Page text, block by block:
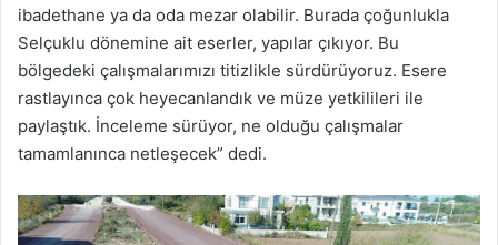
ibadethane ya da oda mezar olabilir. Burada çoğunlukla
Selçuklu dönemine ait eserler, yapılar çıkıyor. Bu
bölgedeki çalışmalarımızı titizlikle sürdürüyoruz. Esere
rastlayınca çok heyecanlandık ve müze yetkilileri ile
paylaştık. İnceleme sürüyor, ne olduğu çalışmalar
tamamlanınca netleşecek” dedi.